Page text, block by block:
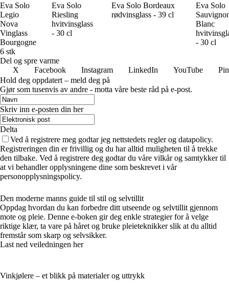
Eva Solo
Legio
Nova
Vinglass
Bourgogne
6 stk
Eva Solo
Riesling
hvitvinsglass
- 30 cl
Eva Solo Bordeaux
rødvinsglass - 39 cl
Eva Solo
Blanc
- 30 cl
Del og spre varme
X
Facebook Instagram LinkedIn YouTube
Hold deg oppdatert – meld deg på
Gjør som tusenvis av andre - motta våre beste råd på e-post.
Skriv inn e-posten din her
Delta
Ved å registrere meg godtar jeg nettstedets regler og datapolicy.
Registreringen din er frivillig og du har alltid muligheten til å trekke
den tilbake. Ved å registrere deg godtar du våre vilkår og samtykker til
at vi behandler opplysningene dine som beskrevet i vår
personopplysningspolicy.
Den moderne manns guide til stil og selvtillit
Oppdag hvordan du kan forbedre ditt utseende og selvtillit gjennom
mote og pleie. Denne e-boken gir deg enkle strategier for å velge
riktige klær, ta vare på håret og bruke pleieteknikker slik at du alltid
fremstår som skarp og selvsikker.
Last ned veiledningen her
Vinkjølere – et blikk på materialer og uttrykk